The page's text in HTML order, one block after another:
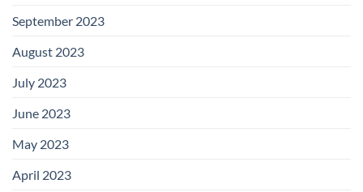
September 2023
August 2023
July 2023
June 2023
May 2023
April 2023